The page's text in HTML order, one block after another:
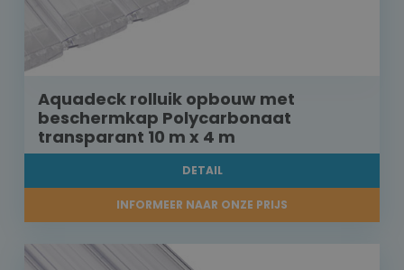
Aquadeck rolluik opbouw met
beschermkap Polycarbonaat
transparant 10 m x 4 m
DETAIL
INFORMEER NAAR ONZE PRIJS